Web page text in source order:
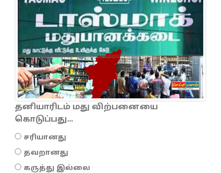
தனியாரிடம் மது விற்பனையை
கொடுப்பது...
சரியானது
தவறானது
கருத்து இல்லை